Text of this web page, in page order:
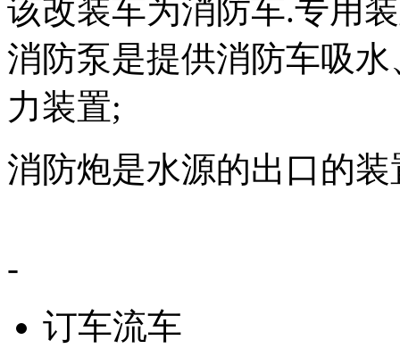
该改装车为消防车.专用
消防泵是提供消防车吸
力装置;
消防炮是水源的出口的装
-
订车流车